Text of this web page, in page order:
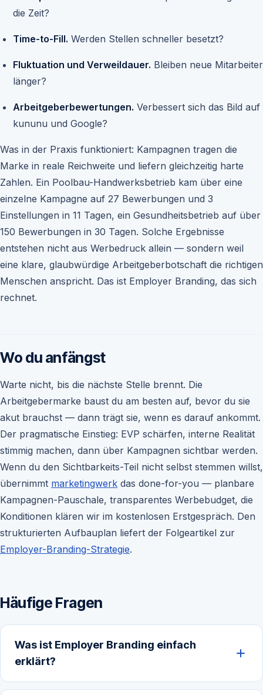
die Zeit?
Time-to-Fill. Werden Stellen schneller besetzt?
Fluktuation und Verweildauer. Bleiben neue Mitarbeiter
länger?
Arbeitgeberbewertungen. Verbessert sich das Bild auf
kununu und Google?
Was in der Praxis funktioniert: Kampagnen tragen die
Marke in reale Reichweite und liefern gleichzeitig harte
Zahlen. Ein Poolbau-Handwerksbetrieb kam über eine
einzelne Kampagne auf 27 Bewerbungen und 3
Einstellungen in 11 Tagen, ein Gesundheitsbetrieb auf über
150 Bewerbungen in 30 Tagen. Solche Ergebnisse
entstehen nicht aus Werbedruck allein — sondern weil
eine klare, glaubwürdige Arbeitgeberbotschaft die richtigen
Menschen anspricht. Das ist Employer Branding, das sich
rechnet.
Wo du anfängst
Warte nicht, bis die nächste Stelle brennt. Die
Arbeitgebermarke baust du am besten auf, bevor du sie
akut brauchst — dann trägt sie, wenn es darauf ankommt.
Der pragmatische Einstieg: EVP schärfen, interne Realität
stimmig machen, dann über Kampagnen sichtbar werden.
Wenn du den Sichtbarkeits-Teil nicht selbst stemmen willst,
übernimmt marketingwerk das done-for-you — planbare
Kampagnen-Pauschale, transparentes Werbebudget, die
Konditionen klären wir im kostenlosen Erstgespräch. Den
strukturierten Aufbauplan liefert der Folgeartikel zur
Employer-Branding-Strategie.
Häufige Fragen
Was ist Employer Branding einfach
erklärt?